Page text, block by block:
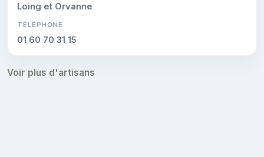
Loing et Orvanne
TÉLÉPHONE
01 60 70 31 15
Voir plus d'artisans